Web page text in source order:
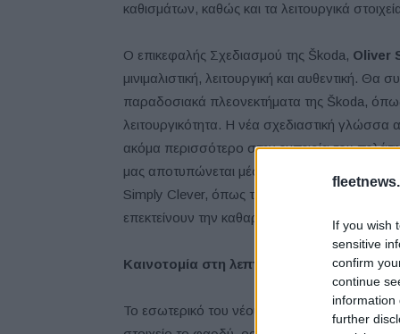
If you wish
sensitive
confirm
continue
information
further
καθισμάτων, καθώς και τα λειτουργικά
Ο επικεφαλής Σχεδιασμού της Škoda, Oliver
μινιμαλιστική, λειτουργική και αυθεντική. Θα
παραδοσιακά πλεονεκτήματα της Škoda,
λειτουργικότητα. Η νέα σχεδιαστική
ακόμα περισσότερο στην εμπειρία του
μας αποτυπώνεται μέσα από τα κινητά
Simply Clever, όπως το ενσωματωμένο παιδικό
επεκτείνουν την καθαρή εξωτερική σχεδίαση
Καινοτομία στη λεπτομέρεια
Το εσωτερικό του νέου πρωτότυπου Vision 7S